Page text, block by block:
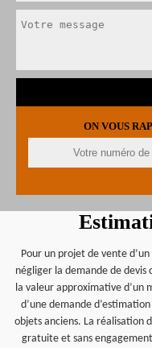
ON VOUS
Pour un projet de vente
négliger la demande de devis
la valeur approximative d’un
d’une demande
objets anciens. La réalisation
gratuite et sans